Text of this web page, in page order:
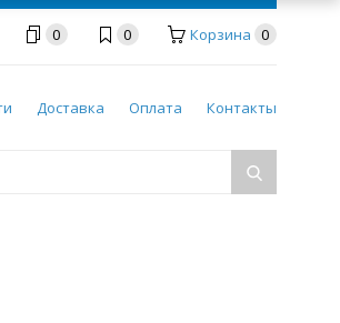
0 0 Корзина 0
Доставка Оплата Контакты